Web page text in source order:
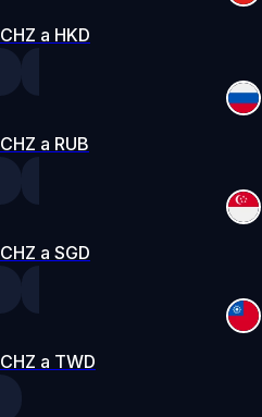
CHZ a HKD
CHZ a RUB
CHZ a SGD
CHZ a TWD